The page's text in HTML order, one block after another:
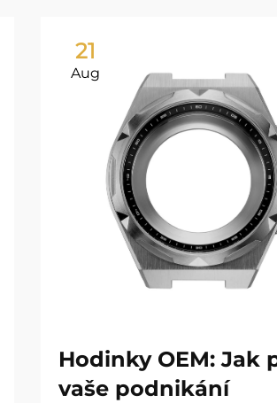
21
Aug
Hodinky OEM: Jak
vaše podnikání